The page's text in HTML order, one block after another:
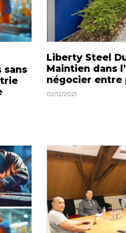
sans
Liberty Steel
Maintien dans
négocier entre
02/12/2021